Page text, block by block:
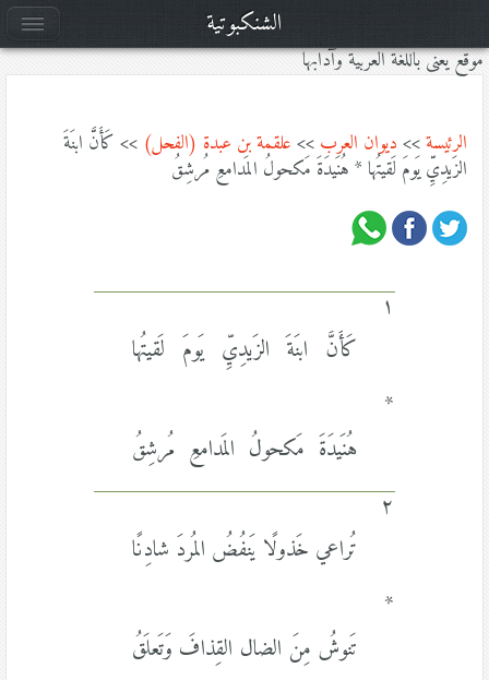
موقع يعنى باللغة العربية وآدابها
الرئيسة>> ديوان العرب >> علقمة بن عبدة (الفحل) >> كَأَنَّ ابنَةَ
الزَيدِيِّ يَومَ لَقيتُها * هُنَيدَةَ مَكحولُ المَدامعِ مُرشِقُ
١
كَأَنَّ ابنَةَ الزَيدِيِّ يَومَ لَقيتُها
*
هُنَيدَةَ مَكحولُ المَدامعِ مُرشِقُ
٢
تُراعي خَذولًا يَنفُضُ المُردَ شادِنًا
*
تَنوشُ مِنَ الضال القِذافَ وَتَعلَقُ
الشنكبوتية